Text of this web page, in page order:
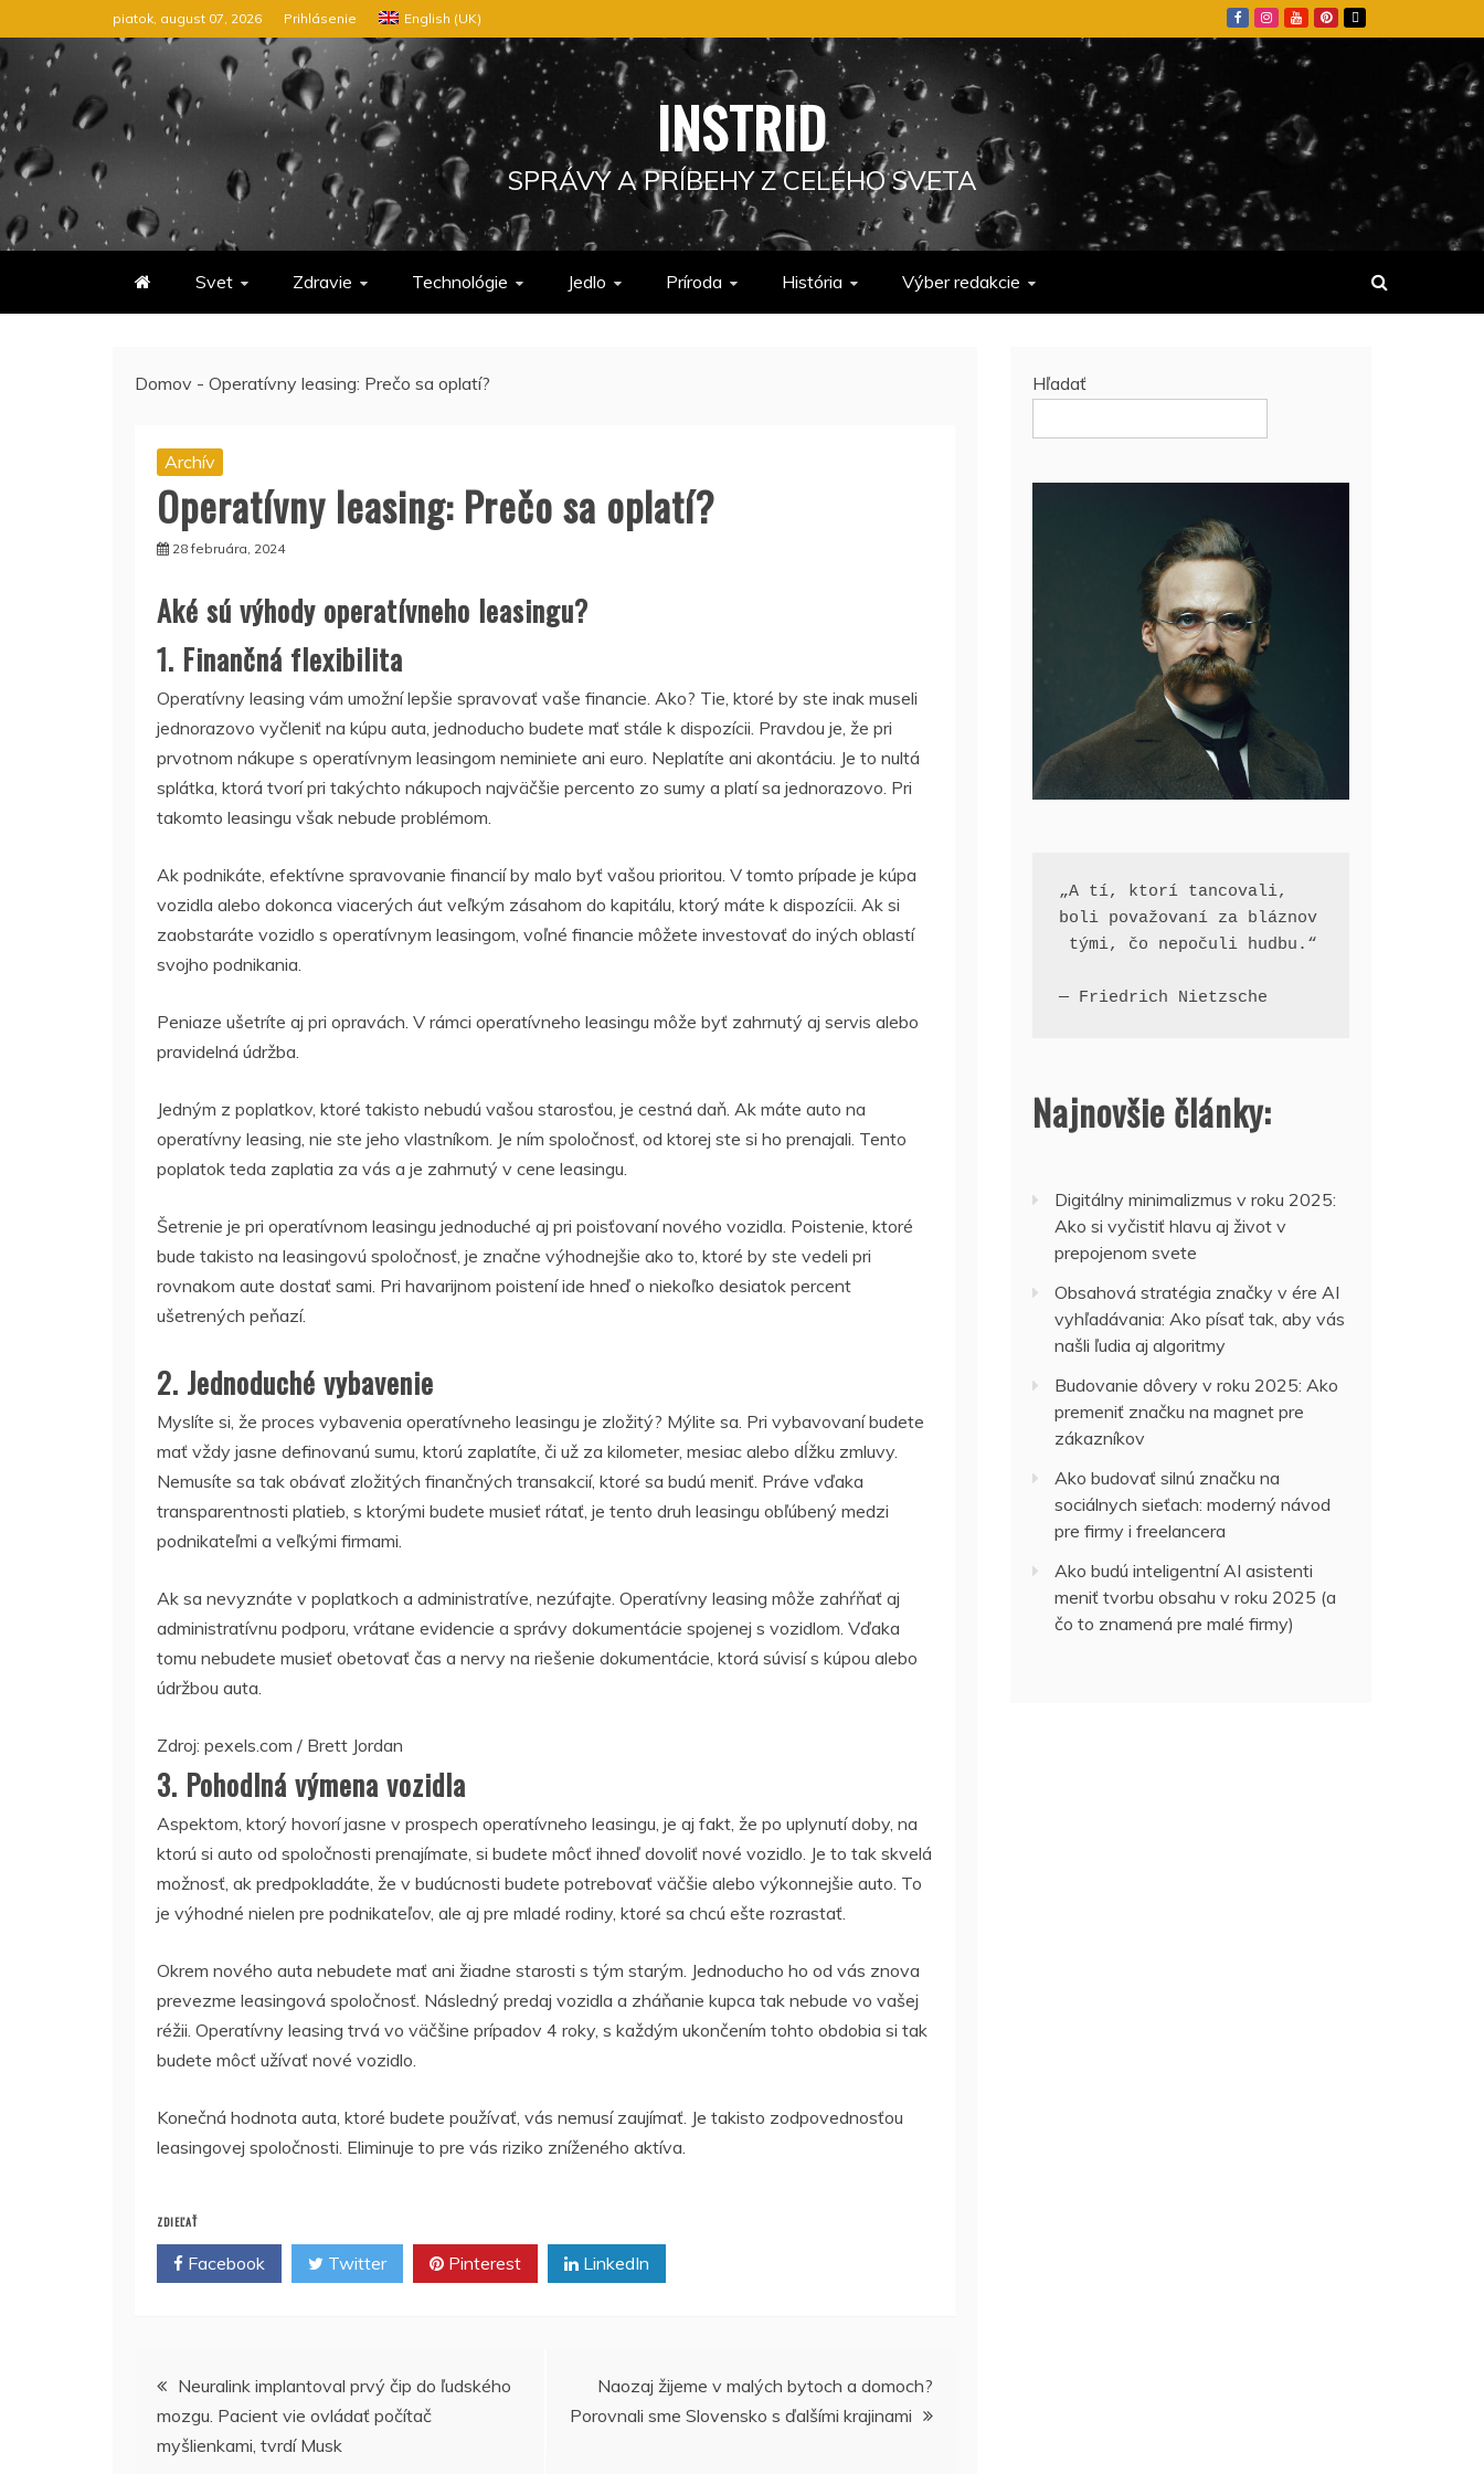
na
obsah
piatok, august 07, 2026 Prihlásenie English (UK)
INSTRID
SPRÁVY A PRÍBEHY Z CELÉHO SVETA
Svet Zdravie Technológie Jedlo Príroda História Výber redakcie
Domov - Operatívny leasing: Prečo sa oplatí?
Archív
Operatívny leasing: Prečo sa oplatí?
28 februára, 2024
Aké sú výhody operatívneho leasingu?
1. Finančná flexibilita
Operatívny leasing vám umožní lepšie spravovať vaše financie. Ako? Tie, ktoré by ste inak museli
jednorazovo vyčleniť na kúpu auta, jednoducho budete mať stále k dispozícii. Pravdou je, že pri
prvotnom nákupe s operatívnym leasingom neminiete ani euro. Neplatíte ani akontáciu. Je to nultá
splátka, ktorá tvorí pri takýchto nákupoch najväčšie percento zo sumy a platí sa jednorazovo. Pri
takomto leasingu však nebude problémom.
Ak podnikáte, efektívne spravovanie financií by malo byť vašou prioritou. V tomto prípade je kúpa
vozidla alebo dokonca viacerých áut veľkým zásahom do kapitálu, ktorý máte k dispozícii. Ak si
zaobstaráte vozidlo s operatívnym leasingom, voľné financie môžete investovať do iných oblastí
svojho podnikania.
Peniaze ušetríte aj pri opravách. V rámci operatívneho leasingu môže byť zahrnutý aj servis alebo
pravidelná údržba.
Jedným z poplatkov, ktoré takisto nebudú vašou starosťou, je cestná daň. Ak máte auto na
operatívny leasing, nie ste jeho vlastníkom. Je ním spoločnosť, od ktorej ste si ho prenajali. Tento
poplatok teda zaplatia za vás a je zahrnutý v cene leasingu.
Šetrenie je pri operatívnom leasingu jednoduché aj pri poisťovaní nového vozidla. Poistenie, ktoré
bude takisto na leasingovú spoločnosť, je značne výhodnejšie ako to, ktoré by ste vedeli pri
rovnakom aute dostať sami. Pri havarijnom poistení ide hneď o niekoľko desiatok percent
ušetrených peňazí.
2. Jednoduché vybavenie
Myslíte si, že proces vybavenia operatívneho leasingu je zložitý? Mýlite sa. Pri vybavovaní budete
mať vždy jasne definovanú sumu, ktorú zaplatíte, či už za kilometer, mesiac alebo dĺžku zmluvy.
Nemusíte sa tak obávať zložitých finančných transakcií, ktoré sa budú meniť. Práve vďaka
transparentnosti platieb, s ktorými budete musieť rátať, je tento druh leasingu obľúbený medzi
podnikateľmi a veľkými firmami.
Ak sa nevyznáte v poplatkoch a administratíve, nezúfajte. Operatívny leasing môže zahŕňať aj
administratívnu podporu, vrátane evidencie a správy dokumentácie spojenej s vozidlom. Vďaka
tomu nebudete musieť obetovať čas a nervy na riešenie dokumentácie, ktorá súvisí s kúpou alebo
údržbou auta.
Zdroj: pexels.com / Brett Jordan
3. Pohodlná výmena vozidla
Aspektom, ktorý hovorí jasne v prospech operatívneho leasingu, je aj fakt, že po uplynutí doby, na
ktorú si auto od spoločnosti prenajímate, si budete môcť ihneď dovoliť nové vozidlo. Je to tak skvelá
možnosť, ak predpokladáte, že v budúcnosti budete potrebovať väčšie alebo výkonnejšie auto. To
je výhodné nielen pre podnikateľov, ale aj pre mladé rodiny, ktoré sa chcú ešte rozrastať.
Okrem nového auta nebudete mať ani žiadne starosti s tým starým. Jednoducho ho od vás znova
prevezme leasingová spoločnosť. Následný predaj vozidla a zháňanie kupca tak nebude vo vašej
réžii. Operatívny leasing trvá vo väčšine prípadov 4 roky, s každým ukončením tohto obdobia si tak
budete môcť užívať nové vozidlo.
Konečná hodnota auta, ktoré budete používať, vás nemusí zaujímať. Je takisto zodpovednosťou
leasingovej spoločnosti. Eliminuje to pre vás riziko zníženého aktíva.
ZDIEĽAŤ
Facebook Twitter Pinterest LinkedIn
Navigácia
Neuralink implantoval prvý čip do ľudského
mozgu. Pacient vie ovládať počítač
myšlienkami, tvrdí Musk
Naozaj žijeme v malých bytoch a domoch?
Porovnali sme Slovensko s ďalšími krajinami
Hľadať
„A tí, ktorí tancovali,
boli považovaní za bláznov
tými, čo nepočuli hudbu.“
— Friedrich Nietzsche
Najnovšie články:
Digitálny minimalizmus v roku 2025:
Ako si vyčistiť hlavu aj život v
prepojenom svete
Obsahová stratégia značky v ére AI
vyhľadávania: Ako písať tak, aby vás
našli ľudia aj algoritmy
Budovanie dôvery v roku 2025: Ako
premeniť značku na magnet pre
zákazníkov
Ako budovať silnú značku na
sociálnych sieťach: moderný návod
pre firmy i freelancera
Ako budú inteligentní AI asistenti
meniť tvorbu obsahu v roku 2025 (a
čo to znamená pre malé firmy)